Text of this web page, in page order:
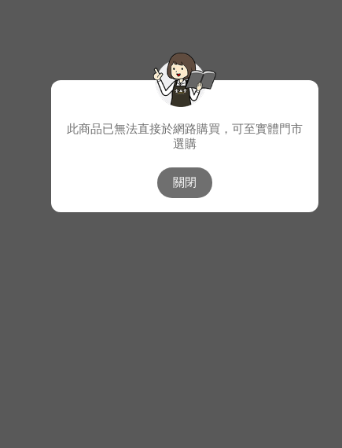
此商品已無法直接於網路購買，可至實體門市
選購
關閉